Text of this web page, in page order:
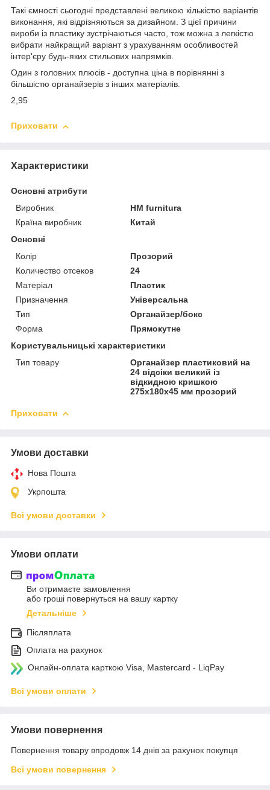
Такі ємності сьогодні представлені великою кількістю варіантів
виконання, які відрізняються за дизайном. З цієї причини
вироби із пластику зустрічаються часто, тож можна з легкістю
вибрати найкращий варіант з урахуванням особливостей
інтер'єру будь-яких стильових напрямків.
Один з головних плюсів - доступна ціна в порівнянні з
більшістю органайзерів з інших матеріалів.
2,95
Приховати
Характеристики
Основні атрибути
Виробник
HM furnitura
Країна виробник
Китай
Основні
Колір
Прозорий
Количество отсеков
24
Матеріал
Пластик
Призначення
Універсальна
Тип
Органайзер/бокс
Форма
Прямокутне
Користувальницькі характеристики
Тип товару
Органайзер пластиковий на
24 відсіки великий із
відкидною кришкою
275х180х45 мм прозорий
Приховати
Умови доставки
Нова Пошта
Укрпошта
Всі умови доставки
Умови оплати
Ви отримаєте замовлення
або гроші повернуться на вашу картку
Детальніше
Післяплата
Оплата на рахунок
Онлайн-оплата карткою Visa, Mastercard - LiqPay
Всі умови оплати
Умови повернення
Повернення товару впродовж 14 днів за рахунок покупця
Всі умови повернення